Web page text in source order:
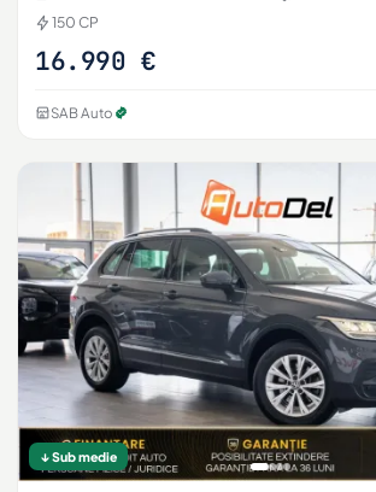
150 CP
16.990 €
SAB Auto
↓ Sub medie